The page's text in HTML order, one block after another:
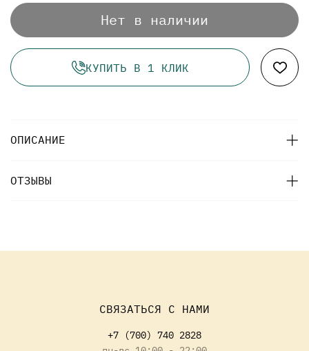
Нет в наличии
КУПИТЬ В 1 КЛИК
ОПИСАНИЕ
ОТЗЫВЫ
СВЯЗАТЬСЯ С НАМИ
+7 (700) 740 2828